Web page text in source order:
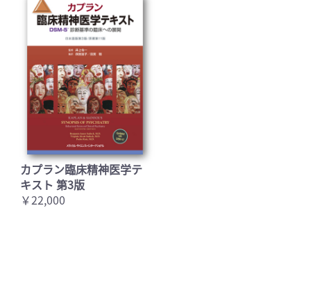
カプラン臨床精神医学テ
キスト 第3版
￥22,000